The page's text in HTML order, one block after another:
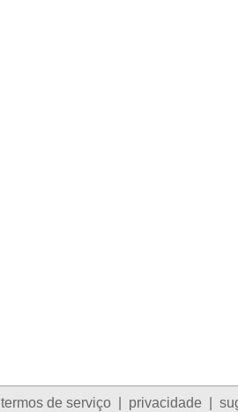
termos de serviço privacidade